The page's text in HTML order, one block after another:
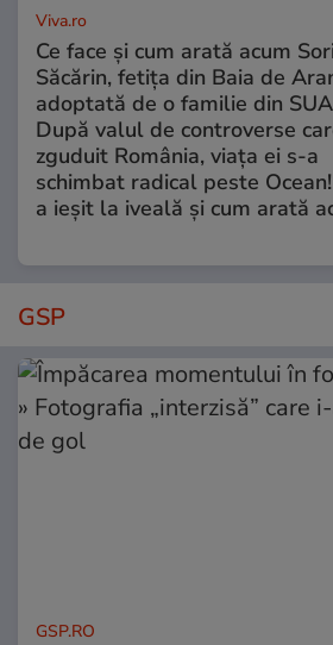
Viva.ro
Ce face și cum arată acum
Săcărin, fetița din Baia de
adoptată de o familie din
După valul de controverse
zguduit România, viața ei s-a
schimbat radical peste
a ieșit la iveală și cum arată
GSP
GSP.RO